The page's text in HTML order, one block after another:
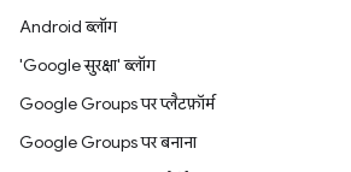
Android ब्लॉग
'Google सुरक्षा' ब्लॉग
Google Groups पर प्लैटफ़ॉर्म
Google Groups पर बनाना